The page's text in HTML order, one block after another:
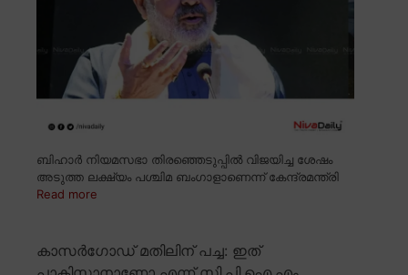
ബിഹാർ നിയമസഭാ തിരഞ്ഞെടുപ്പിൽ വിജയിച്ച ശേഷം
അടുത്ത ലക്ഷ്യം പശ്ചിമ ബംഗാളാണെന്ന് കേന്ദ്രമന്ത്രി
Read more
കാസർഗോഡ് മതിലിന് പച്ച: ഇത്